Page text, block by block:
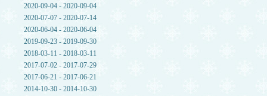
2020-09-04 - 2020-09-04
2020-07-07 - 2020-07-14
2020-06-04 - 2020-06-04
2019-09-23 - 2019-09-30
2018-03-11 - 2018-03-11
2017-07-02 - 2017-07-29
2017-06-21 - 2017-06-21
2014-10-30 - 2014-10-30